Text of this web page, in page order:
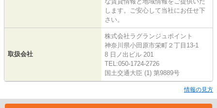
します。ご安心して当社にお任せ下
さい。
取扱会社
株式会社ラグランジュポイント
神奈川県小田原市栄町２丁目13-1
8 日ノ出ビル 201
TEL:050-1724-2726
国土交通大臣 (1) 第9889号
情報の見方